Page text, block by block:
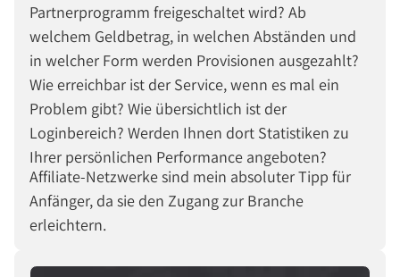
Partnerprogramm freigeschaltet wird? Ab
welchem Geldbetrag, in welchen Abständen und
in welcher Form werden Provisionen ausgezahlt?
Wie erreichbar ist der Service, wenn es mal ein
Problem gibt? Wie übersichtlich ist der
Loginbereich? Werden Ihnen dort Statistiken zu
Ihrer persönlichen Performance angeboten?
Affiliate-Netzwerke sind mein absoluter Tipp für
Anfänger, da sie den Zugang zur Branche
erleichtern.